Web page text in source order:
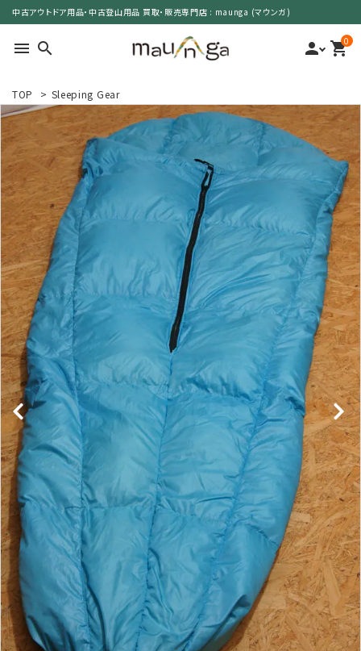
中古アウトドア用品・中古登山用品 買取・販売専門店 : maunga (マウンガ)
menu search person 0
shopping_cart
search
カテゴリーで選ぶ
サイズで選ぶ
特集で選ぶ
価格で選ぶ
買取案内
レンタル・修理
店舗情報
POLICY
INFORMATION
ACCOUNT MENU
ようこそ ゲスト 様
meeting_room ログイン person 新規会員登録
TOP > Sleeping Gear